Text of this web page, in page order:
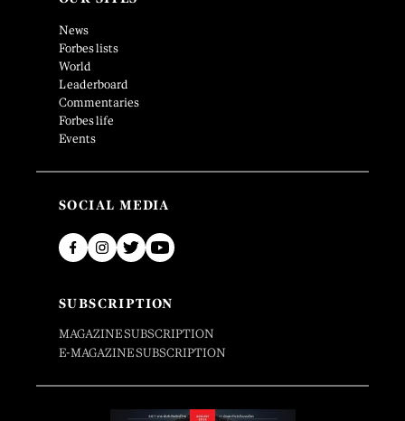
News
Forbes lists
World
Leaderboard
Commentaries
Forbes life
Events
SOCIAL MEDIA
SUBSCRIPTION
MAGAZINE SUBSCRIPTION
E-MAGAZINE SUBSCRIPTION